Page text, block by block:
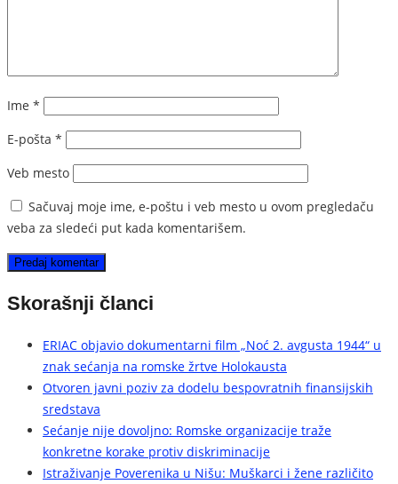
Ime *
E-pošta *
Veb mesto
Sačuvaj moje ime, e-poštu i veb mesto u ovom pregledaču
veba za sledeći put kada komentarišem.
Skorašnji članci
ERIAC objavio dokumentarni film „Noć 2. avgusta 1944“ u
znak sećanja na romske žrtve Holokausta
Otvoren javni poziv za dodelu bespovratnih finansijskih
sredstava
Sećanje nije dovoljno: Romske organizacije traže
konkretne korake protiv diskriminacije
Istraživanje Poverenika u Nišu: Muškarci i žene različito